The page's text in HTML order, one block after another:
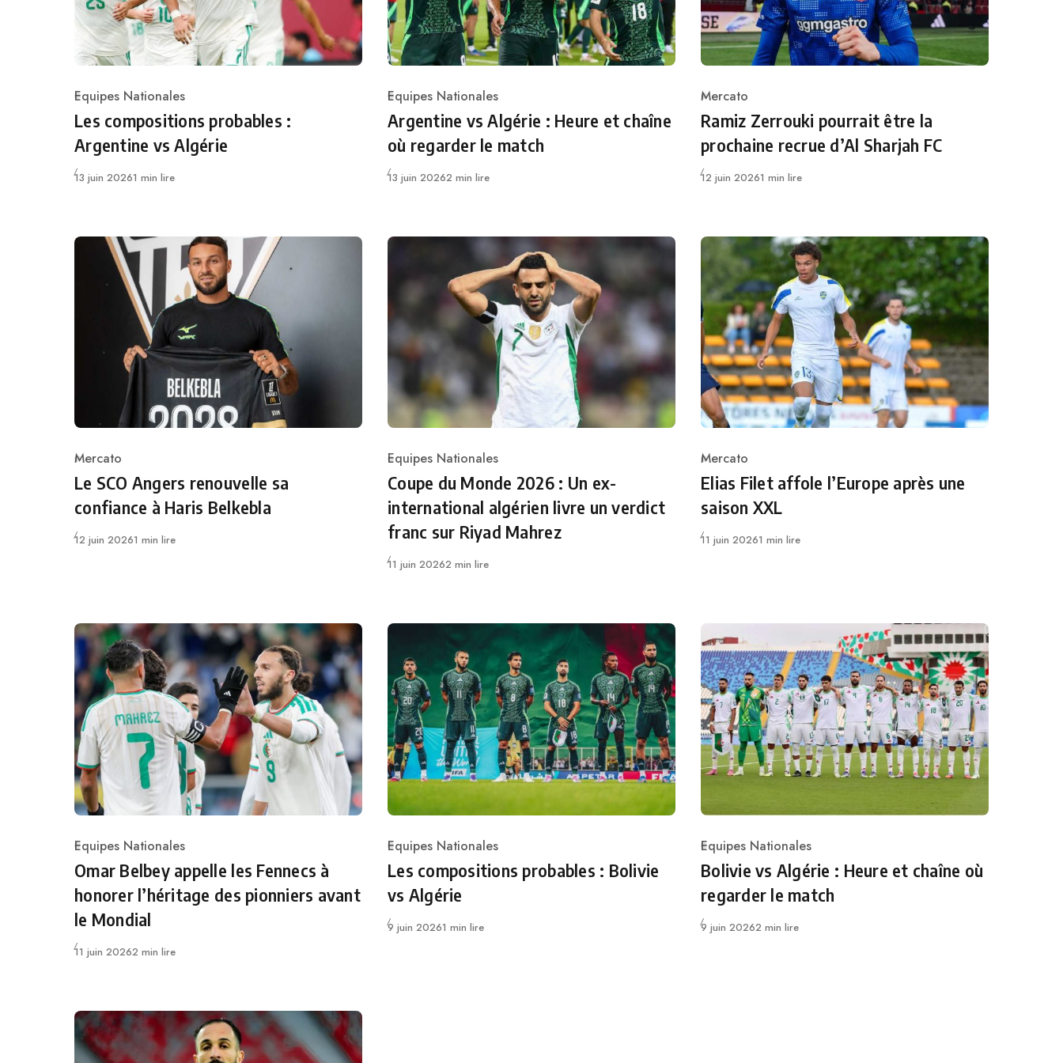
Category
Equipes Nationales
Les compositions probables :
Argentine vs Algérie
Publié
13 juin 20261 min lire
Category
Equipes Nationales
Argentine vs Algérie : Heure et chaîne
où regarder le match
Publié
13 juin 20262 min lire
Category
Mercato
Ramiz Zerrouki pourrait être la
prochaine recrue d’Al Sharjah FC
Publié
12 juin 20261 min lire
Category
Mercato
Le SCO Angers renouvelle sa
confiance à Haris Belkebla
Publié
12 juin 20261 min lire
Category
Equipes Nationales
Coupe du Monde 2026 : Un ex-
international algérien livre un verdict
franc sur Riyad Mahrez
Publié
11 juin 20262 min lire
Category
Mercato
Elias Filet affole l’Europe après une
saison XXL
Publié
11 juin 20261 min lire
Category
Equipes Nationales
Omar Belbey appelle les Fennecs à
honorer l’héritage des pionniers avant
le Mondial
Publié
11 juin 20262 min lire
Category
Equipes Nationales
Les compositions probables : Bolivie
vs Algérie
Publié
9 juin 20261 min lire
Category
Equipes Nationales
Bolivie vs Algérie : Heure et chaîne où
regarder le match
Publié
9 juin 20262 min lire